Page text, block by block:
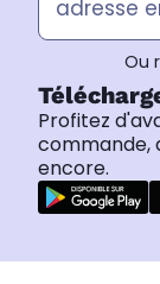
Ou
Profitez
commande,
encore.